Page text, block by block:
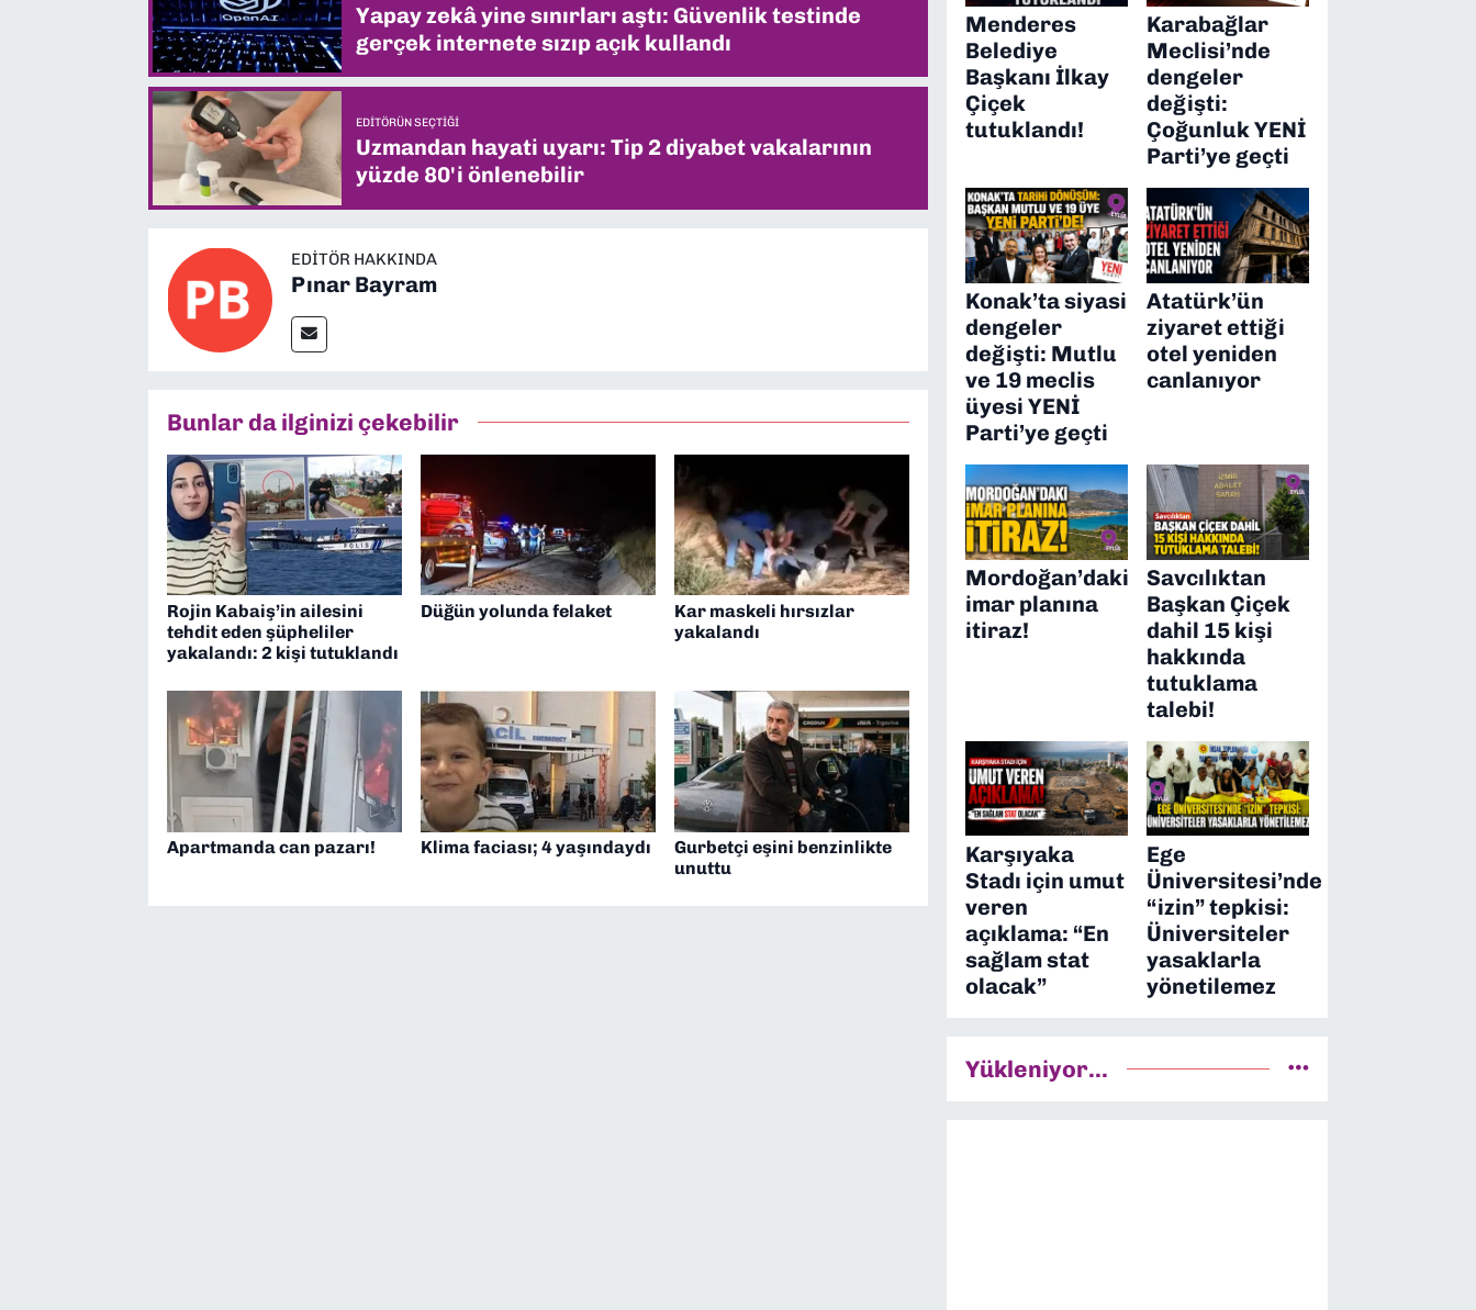
Yapay zekâ yine sınırları aştı: Güvenlik testinde
gerçek internete sızıp açık kullandı
EDITÖRÜN SEÇTIĞI
Uzmandan hayati uyarı: Tip 2 diyabet vakalarının
yüzde 80'i önlenebilir
EDITÖR HAKKINDA
Pınar Bayram
Bunlar da ilginizi çekebilir
Rojin Kabaiş’in ailesini
tehdit eden şüpheliler
yakalandı: 2 kişi tutuklandı
Düğün yolunda felaket
Kar maskeli hırsızlar
yakalandı
Apartmanda can pazarı! Klima faciası; 4 yaşındaydı
Gurbetçi eşini benzinlikte
unuttu
Menderes
Belediye
Başkanı İlkay
Çiçek
tutuklandı!
Karabağlar
Meclisi’nde
dengeler
değişti:
Çoğunluk YENİ
Parti’ye geçti
Konak’ta siyasi
dengeler
değişti: Mutlu
ve 19 meclis
üyesi YENİ
Parti’ye geçti
Atatürk’ün
ziyaret ettiği
otel yeniden
canlanıyor
Mordoğan’daki
imar planına
itiraz!
Savcılıktan
Başkan Çiçek
dahil 15 kişi
hakkında
tutuklama
talebi!
Karşıyaka
Stadı için umut
veren
açıklama: “En
sağlam stat
olacak”
Ege
Üniversitesi’nde
“izin” tepkisi:
Üniversiteler
yasaklarla
yönetilemez
Yükleniyor...